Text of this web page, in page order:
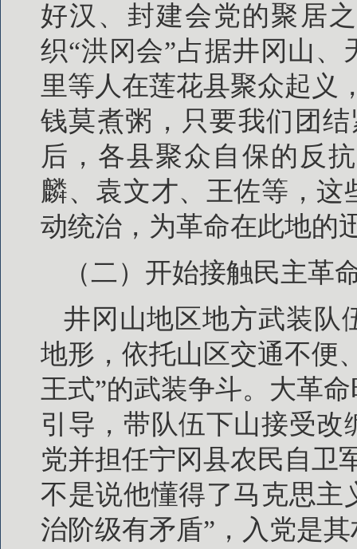
好汉、封建会党的聚居
织“洪冈会”占据井冈山、
里等人在莲花县聚众起义
钱莫煮粥，只要我们团
后，各县聚众自保的反
麟、袁文才、王佐等，
动统治，为革命在此地的
（二）开始接触民主革
井冈山地区地方武装队
地形，依托山区交通不便
王式”的武装争斗。大革
引导，带队伍下山接受
党并担任宁冈县农民自卫
不是说他懂得了马克思主
治阶级有矛盾”，入党是